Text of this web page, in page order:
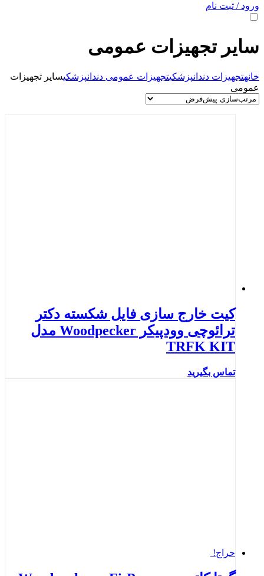
ورود / ثبت نام
سایر تجهیزات عمومی
خانهتجهیزات دندانپزشکیتجهیزات عمومی دندانپزشکیسایر تجهیزات
عمومی
کیت خارج سازی فایل شکسته دکتر
ترائوچی وودپیکر Woodpecker مدل
TRFK KIT
تماس بگیرید
حراج!